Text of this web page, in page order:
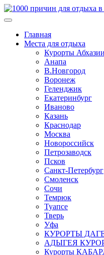
Главная
Места для отдыха
Курорты Абхазии
Анапа
В.Новгород
Воронеж
Геленджик
Екатеринбург
Иваново
Казань
Краснодар
Москва
Новороссийск
Петрозаводск
Псков
Санкт-Петербург
Смоленск
Сочи
Темрюк
Туапсе
Тверь
Уфа
КУРОРТЫ
АДЫГЕЯ
Курорты